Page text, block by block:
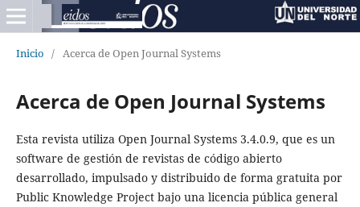
Inicio / Acerca de Open Journal Systems
Acerca de Open Journal Systems
Esta revista utiliza Open Journal Systems 3.4.0.9, que es un
software de gestión de revistas de código abierto
desarrollado, impulsado y distribuido de forma gratuita por
Public Knowledge Project bajo una licencia pública general